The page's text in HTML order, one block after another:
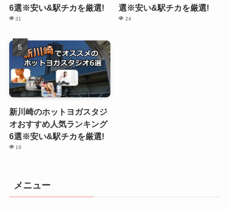
6選※安い&駅チカを厳選!
31
選※安い&駅チカを厳選!
24
新川崎のホットヨガスタジ
オおすすめ人気ランキング
6選※安い&駅チカを厳選!
19
メニュー